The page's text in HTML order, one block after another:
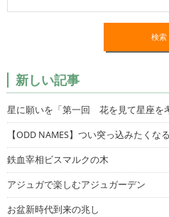
新しい記事
星に願いを「第一回 花を見て星座を
【ODD NAMES】つい突っ込みたくな
鉄血宰相ビスマルクの木
アジュガで楽しむアジュガーデン
お盆新時代到来の兆し